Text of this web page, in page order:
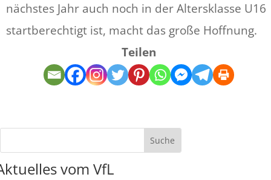
nächstes Jahr auch noch in der Altersklasse U16
startberechtigt ist, macht das große Hoffnung.
Teilen
vom VfL